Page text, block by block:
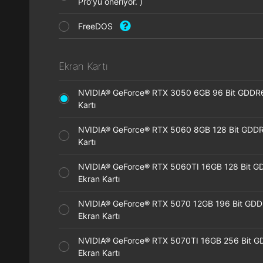
FreeDOS
Ekran Kartı
NVIDIA® GeForce® RTX 3050 6GB 96 Bit
Kartı
NVIDIA® GeForce® RTX 5060 8GB 128 Bit
Kartı
NVIDIA® GeForce® RTX 5060TI 16GB 128 Bit
Ekran Kartı
NVIDIA® GeForce® RTX 5070 12GB 196 Bit
Ekran Kartı
NVIDIA® GeForce® RTX 5070TI 16GB 256 Bit
Ekran Kartı